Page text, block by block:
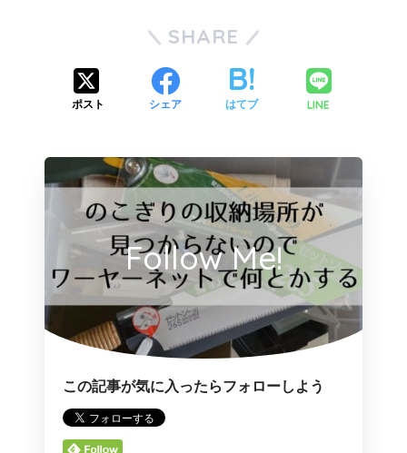
SHARE
ポスト シェア はてブ LINE
Follow Me!
この記事が気に入ったらフォローしよう